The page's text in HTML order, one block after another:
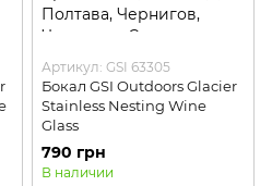
для пикника
Артикул: GSI 63305
Бокал GSI Outdoors Glacier
Stainless Nesting Wine
Glass
790 грн
В наличии